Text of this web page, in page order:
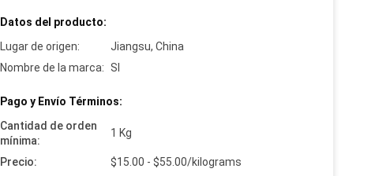
Datos del producto:
Lugar de origen:
Jiangsu, China
Nombre de la marca: SI
Pago y Envío Términos:
Cantidad de orden
mínima:
1 Kg
Precio: $15.00 - $55.00/kilograms